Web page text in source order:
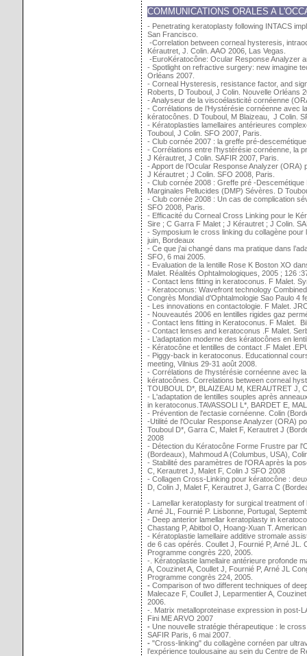
COMMUNICATIONS ORALES A
- Penetrating keratoplasty following INTACS
San Francisco.
-Correlation between corneal hysteresis,
Kérautret, J. Colin. AAO 2006, Las Vegas.
-EuroKératocône: Ocular Response Analyzer
- Spotlight on refractive surgery: new imagine
Orléans 2007.
- Corneal Hysteresis, resistance factor, and
Roberts, D Touboul, J Colin. Nouvelle Orléans
- Analyseur de la viscoélasticité cornéenne
- Corrélations de l’Hystérésie cornéenne avec
kératocônes. D Touboul, M Blaizeau, J Colin.
- Kératoplasties lamellaires antérieures
Touboul, J Colin. SFO 2007, Paris.
- Club cornée 2007 : la greffe pré-
- Corrélations entre l’hystérésie cornéenne, la
J Kérautret, J Colin. SAFIR 2007, Paris.
- Apport de l’Ocular Response Analyzer
J Kérautret ; J Colin. SFO 2008, Paris.
- Club cornée 2008 : Greffe pré -
Marginales Pellucides (DMP) Sévères. D
- Club cornée 2008 : Un cas de complication
SFO 2008, Paris.
- Efficacité du Corneal Cross Linking pour le
Sire ; C Garra F Malet ; J Kérautret ; J Colin.
- Symposium le cross linking du collagène
juin, Bordeaux
- Ce que j’ai changé dans ma pratique dans
SFO, 6 mai 2005.
- Evaluation de la lentille Rose K Boston XO
Malet. Réalités Ophtalmologiques, 2005 ; 126
- Contact lens fitting in keratoconus. F Malet.
- Keratoconus: Wavefront technology
Congrès Mondial d’Ophtalmologie Sao Paulo 4
- Les innovations en contactologie. F Malet.
- Nouveautés 2006 en lentilles rigides gaz
- Contact lens fitting in Keratoconus. F Malet.
- Contact lenses and keratoconus .F Malet.
- L’adaptation moderne des kératocônes en
- Kératocône et lentilles de contact .F Malet
- Piggy-back in keratoconus. Educationnal
meeting, Vilnius 29-31 août 2008.
- Corrélations de l'hystérésie cornéenne avec
kératocônes. Correlations between corneal
TOUBOUL D*, BLAIZEAU M, KERAUTRET J,
- L'adaptation de lentilles souples après
in keratoconus.TAVASSOLI L*, BARDET E,
- Prévention de l'ectasie cornéenne. Colin
-Utilité de l'Ocular Response Analyzer (ORA)
Touboul D*, Garra C, Malet F, Kerautret J
2008
- Détection du Kératocône Forme Frustre par
(Bordeaux), Mahmoud A (Columbus, USA),
- Stabilité des paramètres de l'ORA après la
C, Kerautret J, Malet F, Colin J SFO 2008
- Collagen Cross-Linking pour kératocône :
D, Colin J, Malet F, Kerautret J, Garra C
- Lamellar keratoplasty for surgical treatment
Arné JL, Fournié P. Lisbonne, Portugal,
- Deep anterior lamellar keratoplasty in
Chastang P, Abitbol O, Hoang-Xuan T.
- Kératoplastie lamellaire additive stromale
de 6 cas opérés. Coullet J, Fournié P, Arné JL.
Programme congrès 220, 2005.
-. Kératoplastie lamellaire antérieure profonde
A, Couzinet A, Coullet J, Fournié P, Arné JL
Programme congrès 224, 2005.
- Comparison of two different techniques of
Malecaze F, Coullet J, Leparmentier A,
2006.
-. Matrix metalloproteinase expression in post-
Fini ME ARVO 2007
- Une nouvelle stratégie thérapeutique : le
SAFIR Paris, 6 mai 2007.
- "Cross-linking" du collagène cornéen par
l’expérience toulousaine au sein du Centre de